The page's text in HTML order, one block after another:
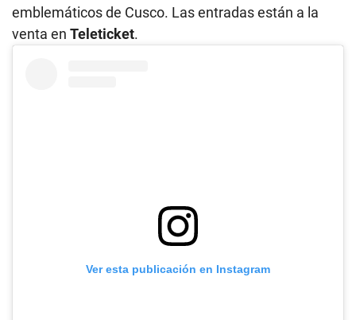
emblemáticos de Cusco. Las entradas están a la
venta en Teleticket.
Ver esta publicación en Instagram